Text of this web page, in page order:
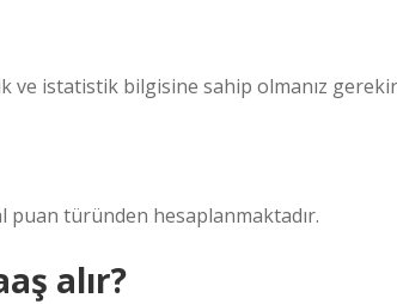
ve istatistik bilgisine sahip olmanız
puan türünden hesaplanmaktadır.
alır?